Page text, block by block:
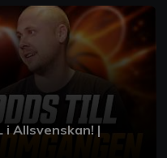
i Allsvenskan! |